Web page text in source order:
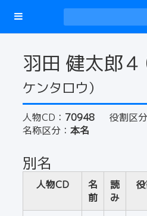
羽田 健太郎４
ケンタロウ）
人物CD： 70948 役割区分
名称区分： 本名
別名
人物CD
名
前
読
み